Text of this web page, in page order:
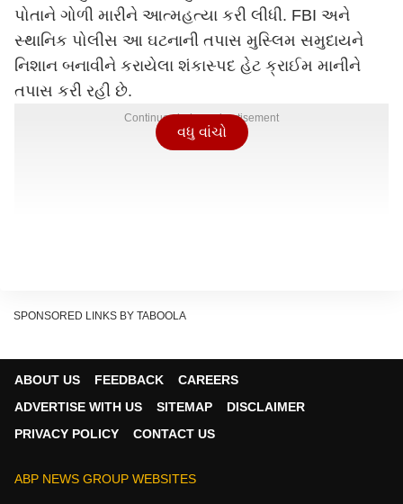
પોતાને ગોળી મારીને આત્મહત્યા કરી લીધી. FBI અને
સ્થાનિક પોલીસ આ ઘટનાની તપાસ મુસ્લિમ સમુદાયને
નિશાન બનાવીને કરાયેલા શંકાસ્પદ હેટ ક્રાઈમ માનીને
તપાસ કરી રહી છે.
Continues below advertisement
વધુ વાંચો
SPONSORED LINKS BY TABOOLA
ABOUT US FEEDBACK
CAREERS
ADVERTISE WITH US
SITEMAP
DISCLAIMER
PRIVACY POLICY
CONTACT US
ABP NEWS GROUP WEBSITES